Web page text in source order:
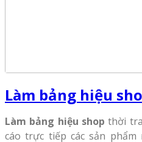
Làm bảng hiệu
Làm bảng hiệu shop thời
cáo trực tiếp các sản